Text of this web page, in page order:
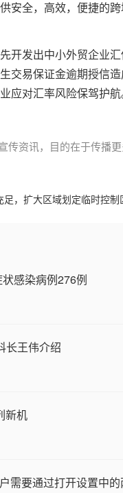
安全，高效，便捷的
开发出中小外贸企业
交易保证金逾期授信
应对汇率风险保驾护航
传资讯，目的在于传播
，扩大区域划定临时控制
感染病例276例
长王伟介绍
新机
需要通过打开设置中